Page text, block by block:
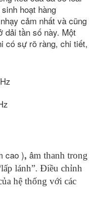
hoạt hàng
cảm nhất và cũng
dải tần số này. Một
có sự rõ ràng, chi tiết,
cao ), âm thanh trong
lánh”. Điều chỉnh
hệ thống với các